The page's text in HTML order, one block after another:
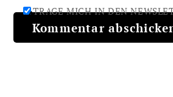
TRAGE MICH IN DEN